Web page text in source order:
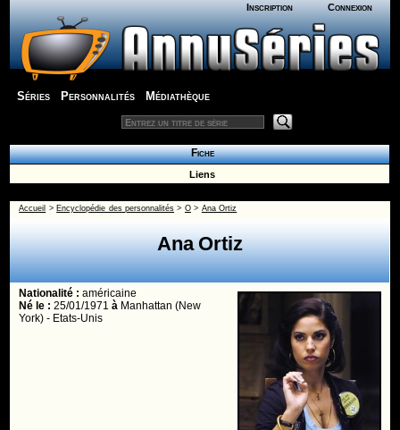
Inscription Connexion
Séries Personnalités Médiathèque
Fiche
Liens
Accueil > Encyclopédie des personnalités > O> Ana Ortiz
Ana Ortiz
Nationalité :américaine
Né le :25/01/1971à Manhattan (New
York) - Etats-Unis